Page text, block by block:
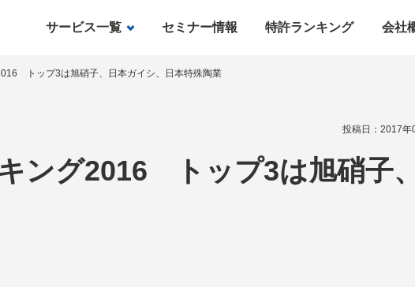
サービス一覧 セミナー情報 特許ランキング 会社
トップ3は旭硝子、日本ガイシ、日本特殊陶業
投稿日：2017年
キング2016 トップ3は旭硝子